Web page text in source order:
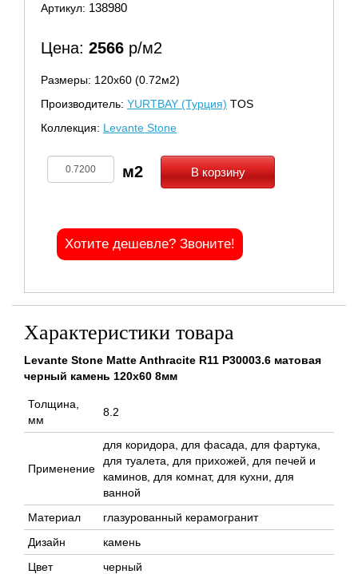
Артикул: 138980
Цена: 2566 р/м2
Размеры: 120х60 (0.72м2)
Производитель: YURTBAY (Турция) TOS
Коллекция: Levante Stone
В корзину
Хотите дешевле? Звоните!
Характеристики товара
Levante Stone Matte Anthracite R11 P30003.6 матовая
черный камень 120x60 8мм
Толщина,
мм
8.2
Применение
для коридора, для фасада, для фартука,
для туалета, для прихожей, для печей и
каминов, для комнат, для кухни, для
ванной
Материал
глазурованный керамогранит
Дизайн
камень
Цвет
черный